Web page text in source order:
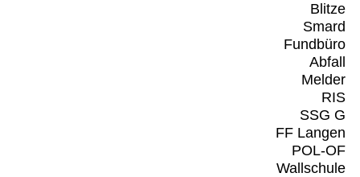
Blitze
Smard
Fundbüro
Abfall
Melder
RIS
SSG G
FF Langen
POL-OF
Wallschule